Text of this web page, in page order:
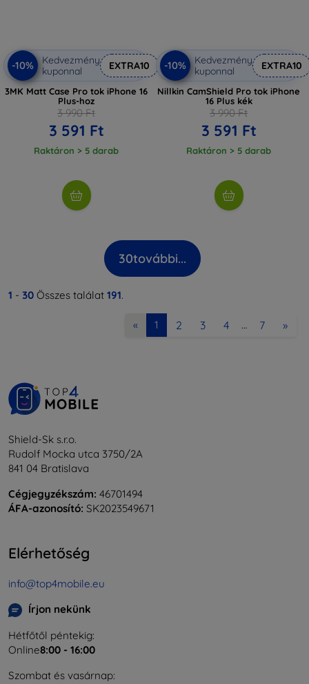
-10%
Kedvezmény
kuponnal
EXTRA10
3MK Matt Case Pro tok iPhone 16
Plus-hoz
3 990 Ft
3 591 Ft
Raktáron > 5 darab
-10%
Kedvezmény
kuponnal
EXTRA10
Nillkin CamShield Pro tok iPhone
16 Plus kék
3 990 Ft
3 591 Ft
Raktáron > 5 darab
30további...
1 - 30 Összes találat 191.
« 1 2 3 4 … 7 »
Shield-Sk s.r.o.
Rudolf Mocka utca 3750/2A
841 04 Bratislava
Cégjegyzékszám: 46701494
ÁFA-azonosító: SK2023549671
Elérhetőség
info@top4mobile.eu
Írjon nekünk
Hétfőtől péntekig:
Online8:00 - 16:00
Szombat és vasárnap: